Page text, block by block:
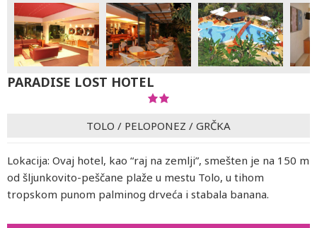
PARADISE LOST HOTEL
TOLO / PELOPONEZ / GRČKA
Lokacija: Ovaj hotel, kao “raj na zemlji”, smešten je na 150 m
od šljunkovito-peščane plaže u mestu Tolo, u tihom
tropskom punom palminog drveća i stabala banana.